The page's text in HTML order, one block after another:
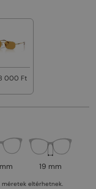
000 Ft
19 mm
méretek eltérhetnek.